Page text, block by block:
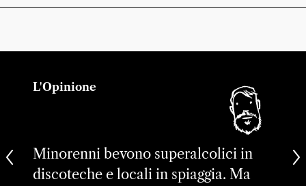
L'Opinione
Minorenni bevono superalcolici in
discoteche e locali in spiaggia. Ma